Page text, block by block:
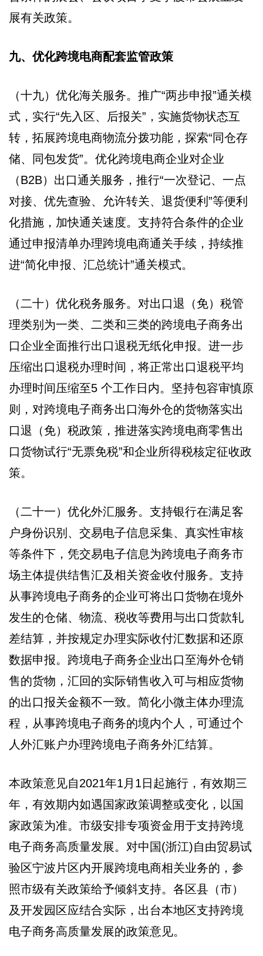
展有关政策。
九、优化跨境电商配套监管政策
（十九）优化海关服务。推广“两步申报”通关模
式，实行“先入区、后报关”，实施货物状态互
转，拓展跨境电商物流分拨功能，探索“同仓存
储、同包发货”。优化跨境电商企业对企业
（B2B）出口通关服务，推行“一次登记、一点
对接、优先查验、允许转关、退货便利”等便利
化措施，加快通关速度。支持符合条件的企业
通过申报清单办理跨境电商通关手续，持续推
进“简化申报、汇总统计”通关模式。
（二十）优化税务服务。对出口退（免）税管
理类别为一类、二类和三类的跨境电子商务出
口企业全面推行出口退税无纸化申报。进一步
压缩出口退税办理时间，将正常出口退税平均
办理时间压缩至5 个工作日内。坚持包容审慎原
则，对跨境电子商务出口海外仓的货物落实出
口退（免）税政策，推进落实跨境电商零售出
口货物试行“无票免税”和企业所得税核定征收政
策。
（二十一）优化外汇服务。支持银行在满足客
户身份识别、交易电子信息采集、真实性审核
等条件下，凭交易电子信息为跨境电子商务市
场主体提供结售汇及相关资金收付服务。支持
从事跨境电子商务的企业可将出口货物在境外
发生的仓储、物流、税收等费用与出口货款轧
差结算，并按规定办理实际收付汇数据和还原
数据申报。跨境电子商务企业出口至海外仓销
售的货物，汇回的实际销售收入可与相应货物
的出口报关金额不一致。简化小微主体办理流
程，从事跨境电子商务的境内个人，可通过个
人外汇账户办理跨境电子商务外汇结算。
本政策意见自2021年1月1日起施行，有效期三
年，有效期内如遇国家政策调整或变化，以国
家政策为准。市级安排专项资金用于支持跨境
电子商务高质量发展。对中国(浙江)自由贸易试
验区宁波片区内开展跨境电商相关业务的，参
照市级有关政策给予倾斜支持。各区县（市）
及开发园区应结合实际，出台本地区支持跨境
电子商务高质量发展的政策意见。